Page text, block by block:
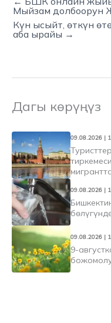
Мыйзам долбоорун
Күн ысыйт, өткүн
аба ырайы →
Дагы көрүңүз
09.08.2026 |
09.08.2026 |
09.08.2026 |
9-